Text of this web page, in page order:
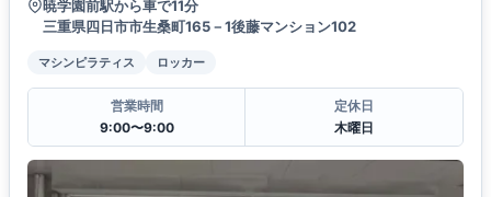
暁学園前駅から車で11分
三重県四日市市生桑町165－1後藤マンション102
マシンピラティス ロッカー
営業時間
9:00〜9:00
定休日
木曜日